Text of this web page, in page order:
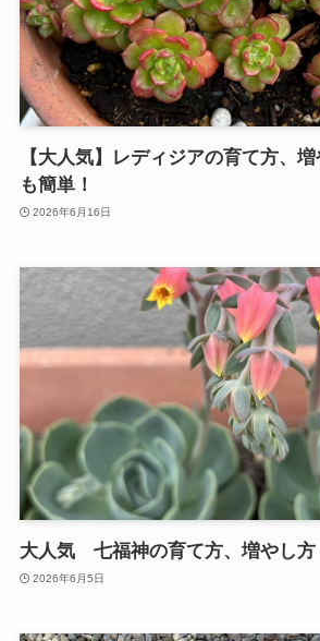
【大人気】レディジアの育て方、
も簡単！
2026年6月16日
大人気 七福神の育て方、増やし方
2026年6月5日